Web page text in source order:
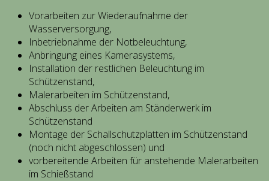
Vorarbeiten zur Wiederaufnahme der
Wasserversorgung,
Inbetriebnahme der Notbeleuchtung,
Anbringung eines Kamerasystems,
Installation der restlichen Beleuchtung im
Schützenstand,
Malerarbeiten im Schützenstand,
Abschluss der Arbeiten am Ständerwerk im
Schützenstand
Montage der Schallschutzplatten im Schützenstand
(noch nicht abgeschlossen) und
vorbereitende Arbeiten für anstehende Malerarbeiten
im Schießstand